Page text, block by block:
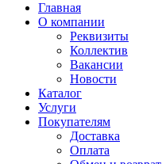
Главная
О компании
Реквизиты
Коллектив
Вакансии
Новости
Каталог
Услуги
Покупателям
Доставка
Оплата